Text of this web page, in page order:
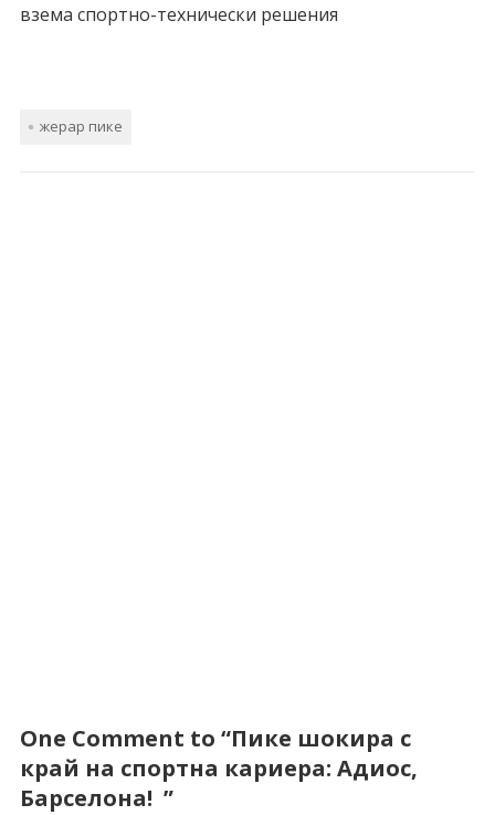
взема спортно-технически решения
жерар пике
One Comment to “Пике шокира с
край на спортна кариера: Адиос,
Барселона! ”